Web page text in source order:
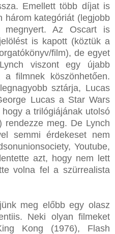
Emellett több díjat is
három kategóriát (legjobb
megnyert. Az Oscart is
is kapott (köztük a
film), de egyet
viszont egy újabb
a filmnek köszönhetően.
sztárja, Lucas
Lucas a Star Wars
a trilógiájának utolsó
rendezze meg. De Lynch
semmi érdekeset nem
Youtube,
azt, hogy nem lett
volna fel a szürrealista
meg előbb egy olasz
Neki olyan filmeket
Kong (1976), Flash